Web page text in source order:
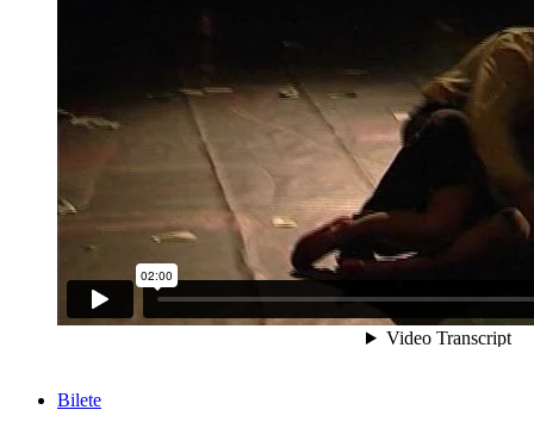
Bilete